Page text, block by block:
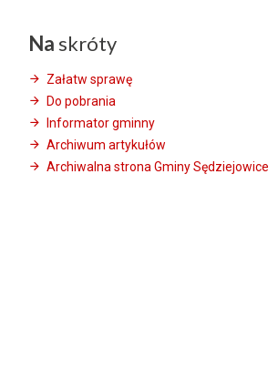
Na skróty
Załatw sprawę
Do pobrania
Informator gminny
Archiwum artykułów
Archiwalna strona Gminy Sędziejowice